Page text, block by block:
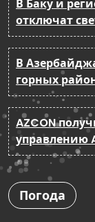
В Баку и
отключат
В
горных
AZCON
управлению
Погода